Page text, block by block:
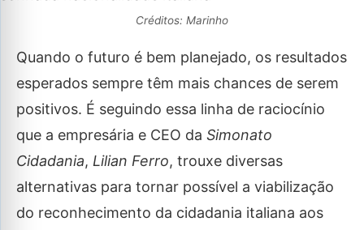
Créditos: Marinho
Quando o futuro é bem planejado, os resultados
esperados sempre têm mais chances de serem
positivos. É seguindo essa linha de raciocínio
que a empresária e CEO da Simonato
Cidadania, Lilian Ferro, trouxe diversas
alternativas para tornar possível a viabilização
do reconhecimento da cidadania italiana aos